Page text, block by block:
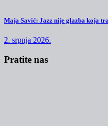
Maja Savić: Jazz nije glazba koja
2. srpnja 2026.
Pratite nas